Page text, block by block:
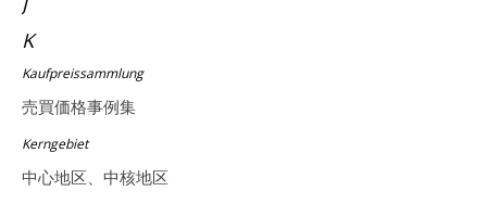
K
Kaufpreissammlung
売買価格事例集
Kerngebiet
中心地区、中核地区